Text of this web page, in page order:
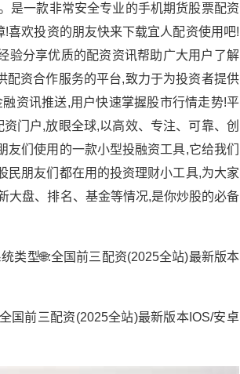
是一款非常安全专业的手机期货股票配资
喜欢投资的朋友快来下载宜人配资使用吧!
验分享优质的配资资讯帮助广大用户了解
配资合作服务的平台,致力于为投资者提供
资讯推送,用户快速掌握股市行情走势!平
门户,放眼全球,以高效、专注、可靠、创
们使用的一款小型投融资工具,它给我们
民朋友们都在用的投资理财小工具,为大家
大盘、排名、基金等情况,是你炒股的必备
类型🌐:全国前三配资(2025全站)最新版本
国前三配资(2025全站)最新版本IOS/安卓